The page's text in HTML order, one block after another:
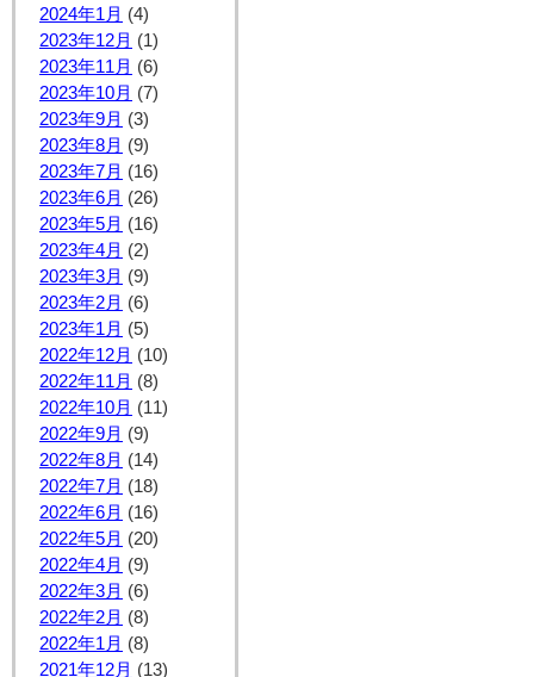
2024年1月 (4)
2023年12月 (1)
2023年11月 (6)
2023年10月 (7)
2023年9月 (3)
2023年8月 (9)
2023年7月 (16)
2023年6月 (26)
2023年5月 (16)
2023年4月 (2)
2023年3月 (9)
2023年2月 (6)
2023年1月 (5)
2022年12月 (10)
2022年11月 (8)
2022年10月 (11)
2022年9月 (9)
2022年8月 (14)
2022年7月 (18)
2022年6月 (16)
2022年5月 (20)
2022年4月 (9)
2022年3月 (6)
2022年2月 (8)
2022年1月 (8)
2021年12月 (13)